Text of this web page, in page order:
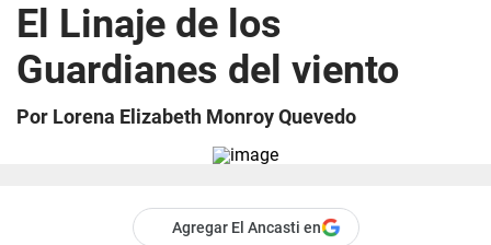
El Linaje de los
Guardianes del viento
Por Lorena Elizabeth Monroy Quevedo
Agregar El Ancasti en